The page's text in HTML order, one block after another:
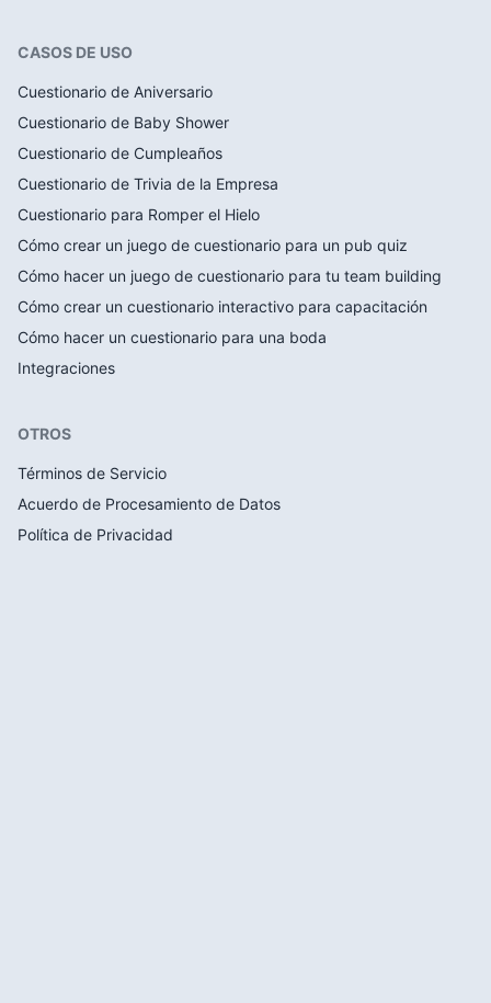
CASOS DE USO
Cuestionario de Aniversario
Cuestionario de Baby Shower
Cuestionario de Cumpleaños
Cuestionario de Trivia de la Empresa
Cuestionario para Romper el Hielo
Cómo crear un juego de cuestionario para un pub quiz
Cómo hacer un juego de cuestionario para tu team building
Cómo crear un cuestionario interactivo para capacitación
Cómo hacer un cuestionario para una boda
Integraciones
OTROS
Términos de Servicio
Acuerdo de Procesamiento de Datos
Política de Privacidad